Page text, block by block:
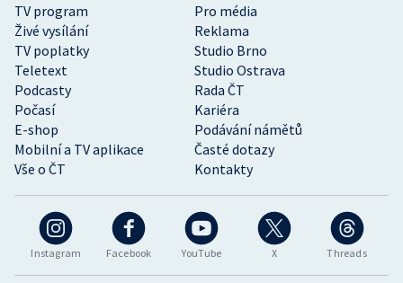
Instagram Facebook YouTube X Threads
TV program
Pro média
Živé vysílání
Reklama
TV poplatky
Studio Brno
Teletext
Studio Ostrava
Podcasty
Rada ČT
Počasí
Kariéra
E-shop
Podávání námětů
Mobilní a TV aplikace
Časté dotazy
Vše o ČT
Kontakty